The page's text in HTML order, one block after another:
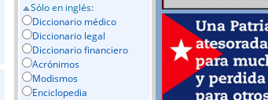
Sólo en inglés:
Diccionario médico
Diccionario legal
Diccionario financiero
Acrónimos
Modismos
Enciclopedia